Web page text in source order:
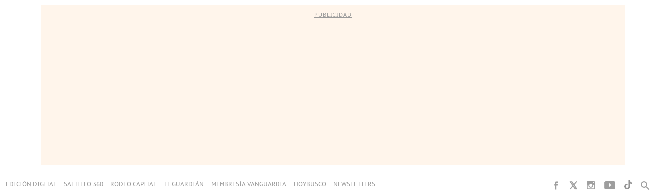
PUBLICIDAD
EDICIÓN DIGITAL SALTILLO 360 RODEO CAPITAL EL GUARDIÁN MEMBRESÍA VANGUARDIA HOYBUSCO NEWSLETTERS